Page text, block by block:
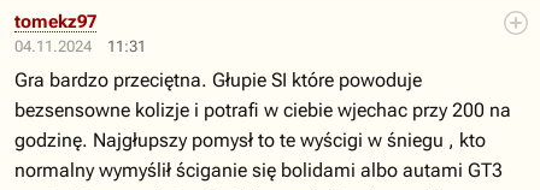
04.11.2024 11:31
tomekz97
Gra bardzo przeciętna. Głupie SI które powoduje
bezsensowne kolizje i potrafi w ciebie wjechac przy 200 na
godzinę. Najgłupszy pomysł to te wyścigi w śniegu , kto
normalny wymyślił ściganie się bolidami albo autami GT3